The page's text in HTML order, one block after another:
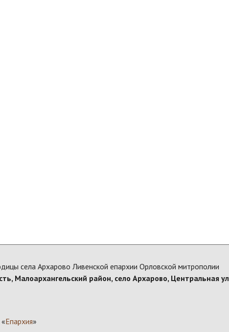
села Архарово Ливенской епархии Орловской митрополии
Малоархангельский район, село Архарово, Центральная
Епархия»